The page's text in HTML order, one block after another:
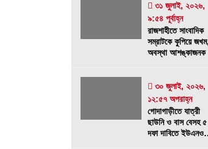
৩১ জুলাই, ২০২৬,
৯:৫৪ পূর্বাহ্ন
রাজশাহীতে সাংবাদিক
সম্রাটকে কুপিয়ে জখম,
অবস্থা আশঙ্কাজনক
৩০ জুলাই, ২০২৬,
১২:৫৭ অপরাহ্ন
গোদাগাড়ীতে যাত্রী
ছাউনি ও বাস বেসহ ৫
দফা দাবিতে